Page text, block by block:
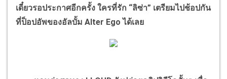
เดี๋ยวรอประกาศอีกครั้ง ใครที่รัก “ลิซ่า” เตรียมไปช้อปกัน
ที่ป็อปอัพของอัลบั้ม Alter Ego ได้เลย